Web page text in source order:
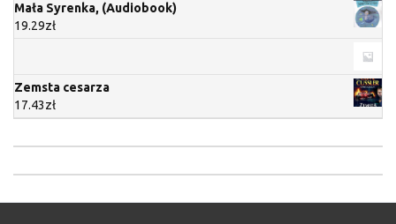
Mała Syrenka, (Audiobook)
19.29zł
Zemsta cesarza
17.43zł